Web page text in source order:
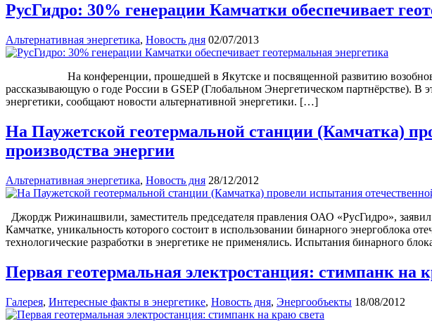
РусГидро: 30% генерации Камчатки обеспечивает
Альтернативная энергетика, Новость дня 02/07/2013
На конференции, прошедшей в Якутске и посвященной развитию
рассказывающую о годе России в GSEP (Глобальном Энергетическом партнёрстве). В
энергетики, сообщают новости альтернативной энергетики. […]
На Паужетской геотермальной станции (Камчатка)
производства энергии
Альтернативная энергетика, Новость дня 28/12/2012
Джордж Рижинашвили, заместитель председателя правления ОАО «РусГидро»,
Камчатке, уникальность которого состоит в использовании бинарного энергоблока
технологические разработки в энергетике не применялись. Испытания бинарного
Первая геотермальная электростанция: стимпанк на
Галерея, Интересные факты в энергетике, Новость дня, Энергообъекты 18/08/2012